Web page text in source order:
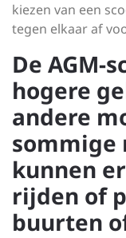
kiezen van een
tegen elkaar af
De AGM-
hogere
andere
sommige
kunnen
rijden of
buurten